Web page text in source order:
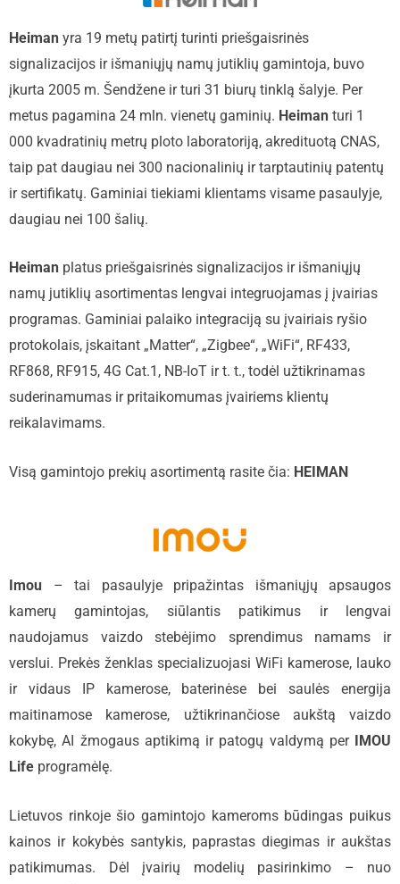
Heiman yra 19 metų patirtį turinti priešgaisrinės
signalizacijos ir išmaniųjų namų jutiklių gamintoja, buvo
įkurta 2005 m. Šendžene ir turi 31 biurų tinklą šalyje. Per
metus pagamina 24 mln. vienetų gaminių. Heiman turi 1
000 kvadratinių metrų ploto laboratoriją, akredituotą CNAS,
taip pat daugiau nei 300 nacionalinių ir tarptautinių patentų
ir sertifikatų. Gaminiai tiekiami klientams visame pasaulyje,
daugiau nei 100 šalių.
Heiman platus priešgaisrinės signalizacijos ir išmaniųjų
namų jutiklių asortimentas lengvai integruojamas į įvairias
programas. Gaminiai palaiko integraciją su įvairiais ryšio
protokolais, įskaitant „Matter“, „Zigbee“, „WiFi“, RF433,
RF868, RF915, 4G Cat.1, NB-IoT ir t. t., todėl užtikrinamas
suderinamumas ir pritaikomumas įvairiems klientų
reikalavimams.
Visą gamintojo prekių asortimentą rasite čia: HEIMAN
Imou – tai pasaulyje pripažintas išmaniųjų apsaugos
kamerų gamintojas, siūlantis patikimus ir lengvai
naudojamus vaizdo stebėjimo sprendimus namams ir
verslui. Prekės ženklas specializuojasi WiFi kamerose, lauko
ir vidaus IP kamerose, baterinėse bei saulės energija
maitinamose kamerose, užtikrinančiose aukštą vaizdo
kokybę, AI žmogaus aptikimą ir patogų valdymą per
IMOU
Life programėlę.
Lietuvos rinkoje šio gamintojo kameroms būdingas puikus
kainos ir kokybės santykis, paprastas diegimas ir aukštas
patikimumas. Dėl įvairių modelių pasirinkimo – nuo